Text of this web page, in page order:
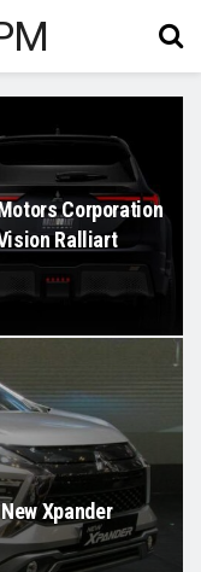
Corporation
Ralliart
Xpander